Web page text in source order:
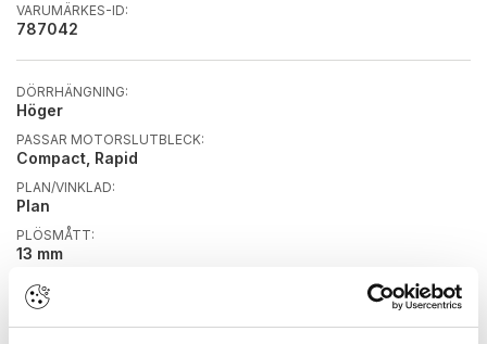
VARUMÄRKES-ID:
787042
DÖRRHÄNGNING:
Höger
PASSAR MOTORSLUTBLECK:
Compact, Rapid
PLAN/VINKLAD:
Plan
PLÖSMÅTT:
13 mm
RAKA/RUNDA HÖRN:
Raka